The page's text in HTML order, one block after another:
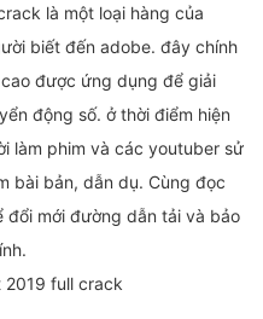
là một loại hàng của
biết đến adobe. đây chính
được ứng dụng để giải
động số. ở thời điểm hiện
làm phim và các youtuber sử
bài bản, dẫn dụ. Cùng đọc
mới đường dẫn tải và bảo
full crack